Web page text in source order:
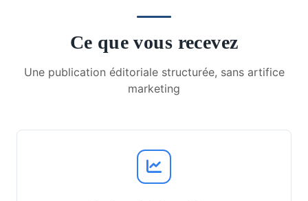
Ce que vous recevez
Une publication éditoriale structurée, sans artifice
marketing